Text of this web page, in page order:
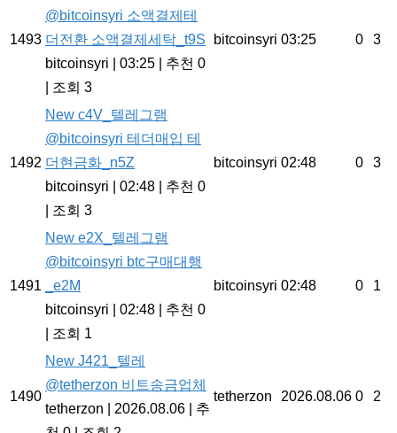
1493
@bitcoinsyri 소액결제테
더전환 소액결제세탁_t9S
bitcoinsyri | 03:25 | 추천 0
| 조회 3
bitcoinsyri 03:25 0 3
1492
New c4V_텔레그램
@bitcoinsyri 테더매입 테
더현금화_n5Z
bitcoinsyri | 02:48 | 추천 0
| 조회 3
bitcoinsyri 02:48 0 3
1491
New e2X_텔레그램
@bitcoinsyri btc구매대행
_e2M
bitcoinsyri | 02:48 | 추천 0
| 조회 1
bitcoinsyri 02:48 0 1
1490
New J421_텔레
@tetherzon 비트송금업체
tetherzon | 2026.08.06 | 추
tetherzon 2026.08.06 0 2